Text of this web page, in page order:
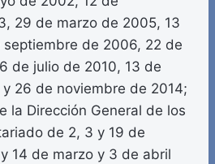
29 de marzo de 2005, 13
de 2006, 22 de
de julio de 2010, 13 de
26 de noviembre de 2014;
la Dirección General de los
de 2, 3 y 19 de
14 de marzo y 3 de abril